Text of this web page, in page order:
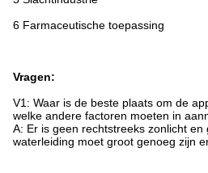
6 Farmaceutische toepassing
Vragen:
V1: Waar is de beste plaats om de
welke andere factoren moeten in
A: Er is geen rechtstreeks zonlicht en
waterleiding moet groot genoeg zijn